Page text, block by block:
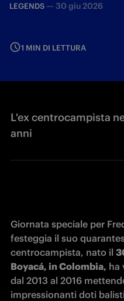
LEGENDS — 30 giu 2026
1 MIN DI LETTURA
L'ex centrocampista
anni
Giornata speciale per
festeggia il suo
centrocampista, nato il
Boyacá, in Colombia, ha
dal 2013 al 2016
impressionanti doti